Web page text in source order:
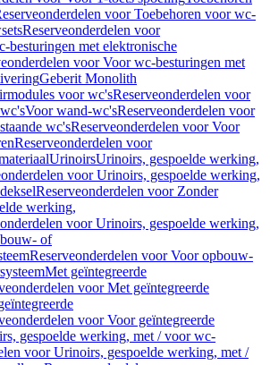
voor Toebehoren voor wc-
Reserveonderdelen voor
besturingen met elektronische
voor Voor wc-besturingen met
Geberit Monolith
voor wc'sReserveonderdelen voor
Voor wand-wc'sReserveonderdelen voor
wc'sReserveonderdelen voor Voor
Reserveonderdelen voor
UrinoirsUrinoirs, gespoelde werking,
voor Urinoirs, gespoelde werking,
Reserveonderdelen voor Zonder
werking,
voor Urinoirs, gespoelde werking,
of
Reserveonderdelen voor Voor opbouw-
Met geïntegreerde
voor Met geïntegreerde
voor Voor geïntegreerde
gespoelde werking, met / voor wc-
voor Urinoirs, gespoelde werking, met /